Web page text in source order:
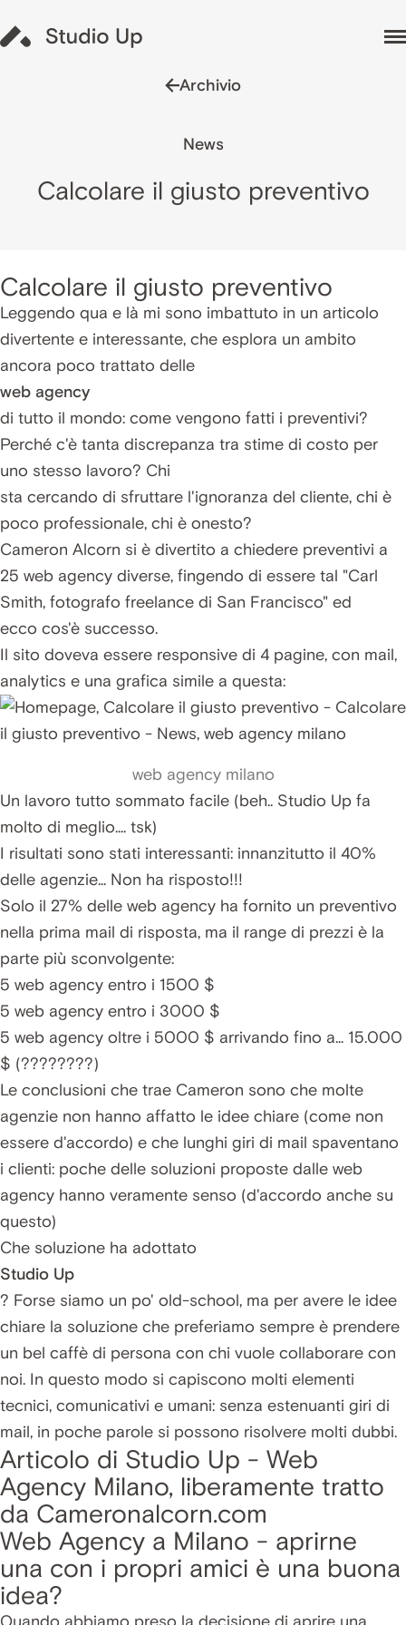
Archivio
News
Calcolare il giusto preventivo
Calcolare il giusto preventivo
Leggendo qua e là mi sono imbattuto in un articolo
divertente e interessante, che esplora un ambito
ancora poco trattato delle
web agency
di tutto il mondo: come vengono fatti i preventivi?
Perché c'è tanta discrepanza tra stime di costo per
uno stesso lavoro? Chi
sta cercando di sfruttare l'ignoranza del cliente, chi è
poco professionale, chi è onesto?
Cameron Alcorn si è divertito a chiedere preventivi a
25 web agency diverse, fingendo di essere tal "Carl
Smith, fotografo freelance di San Francisco" ed
ecco cos'è successo.
Il sito doveva essere responsive di 4 pagine, con mail,
analytics e una grafica simile a questa:
web agency milano
Un lavoro tutto sommato facile (beh.. Studio Up fa
molto di meglio.... tsk)
I risultati sono stati interessanti: innanzitutto il 40%
delle agenzie... Non ha risposto!!!
Solo il 27% delle web agency ha fornito un preventivo
nella prima mail di risposta, ma il range di prezzi è la
parte più sconvolgente:
5 web agency entro i 1500 $
5 web agency entro i 3000 $
5 web agency oltre i 5000 $ arrivando fino a... 15.000
$ (????????)
Le conclusioni che trae Cameron sono che molte
agenzie non hanno affatto le idee chiare (come non
essere d'accordo) e che lunghi giri di mail spaventano
i clienti: poche delle soluzioni proposte dalle web
agency hanno veramente senso (d'accordo anche su
questo)
Che soluzione ha adottato
Studio Up
? Forse siamo un po' old-school, ma per avere le idee
chiare la soluzione che preferiamo sempre è prendere
un bel caffè di persona con chi vuole collaborare con
noi. In questo modo si capiscono molti elementi
tecnici, comunicativi e umani: senza estenuanti giri di
mail, in poche parole si possono risolvere molti dubbi.
Articolo di Studio Up - Web
Agency Milano, liberamente tratto
da Cameronalcorn.com
Web Agency a Milano - aprirne
una con i propri amici è una buona
idea?